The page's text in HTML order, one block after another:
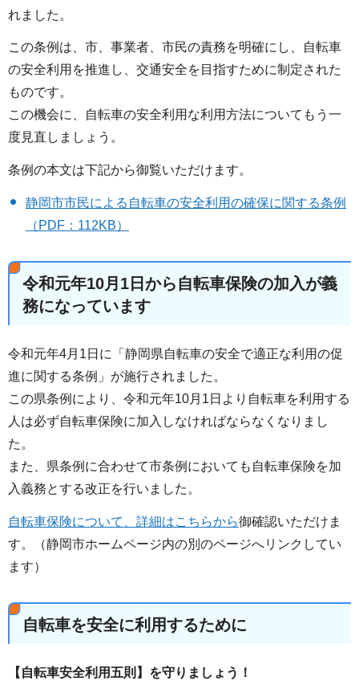
れました。
この条例は、市、事業者、市民の責務を明確にし、自転車
の安全利用を推進し、交通安全を目指すために制定された
ものです。
この機会に、自転車の安全利用な利用方法についてもう一
度見直しましょう。
条例の本文は下記から御覧いただけます。
静岡市市民による自転車の安全利用の確保に関する条例
（PDF：112KB）
令和元年10月1日から自転車保険の加入が義
務になっています
令和元年4月1日に「静岡県自転車の安全で適正な利用の促
進に関する条例」が施行されました。
この県条例により、令和元年10月1日より自転車を利用する
人は必ず自転車保険に加入しなければならなくなりまし
た。
また、県条例に合わせて市条例においても自転車保険を加
入義務とする改正を行いました。
自転車保険について、詳細はこちらから御確認いただけま
す。（静岡市ホームページ内の別のページへリンクしてい
ます）
自転車を安全に利用するために
【自転車安全利用五則】を守りましょう！